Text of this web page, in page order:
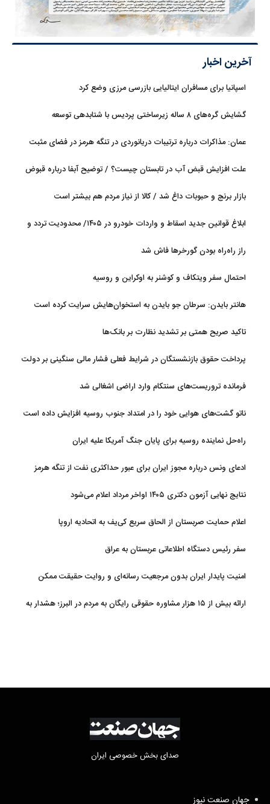
آخرین اخبار
اسپانیا برای مسافران ایتالیایی بازرسی مرزی وضع کرد
گشایش گره‌های ۸ ساله زیرساختی پردیس با شتابدهی توسعه
عمان: مذاکرات درباره ترتیبات دریانوردی در تنگه هرمز در فضای مثبت
علت افزایش قبض آب در تابستان چیست؟ / توضیح آبفا درباره قبوض
بازار برنج و حبوبات داغ شد / کالا از نیاز مردم هم بیشتر است
ابلاغ قوانین جدید اسقاط و واردات خودرو در ۱۴۰۵/ محدودیت تردد و
راز راه‌راه بودن گورخرها فاش شد
احتمال سفر ویتکاف و کوشنر به اوکراین و روسیه
هانتر بایدن: سرطان جو بایدن به استخوان‌هایش سرایت کرده است
تاکید صریح همتی بر تشدید نظارت بر بانک‌ها
پرداخت حقوق بازنشستگان در شرایط فعلی فشار مالی سنگینی بر دولت
فرمانده تروریست‌های سنتکام وارد اراضی اشغالی شد
ناتو گشت‌های هوایی خود را در امتداد جنوب روسیه افزایش داده است
راه‌حل نماینده روسیه برای پایان جنگ آمریکا علیه ایران
ادعای ونس درباره مجوز ایران برای عبور حداکثری نفت از تنگه هرمز
نتایج نهایی آزمون دکتری ۱۴۰۵ اواخر مرداد اعلام می‌شود
اعلام حمایت صربستان از الحاق سریع کی‌یف به اتحادیه اروپا
سفر رئیس دستگاه اطلاعاتی عربستان به عراق
امنیت پایدار ایران بدون مرجعیت رسانه‌ای و روایت حقیقت ممکن
ارائه بیش از ۱۵ هزار مشاوره حقوقی رایگان به مردم در البرز؛ هشدار به
صدای بخش خصوصی ایران
جهان صنعت نیوز